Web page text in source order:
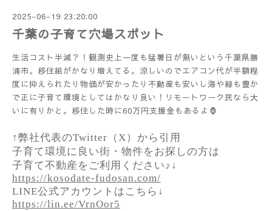
2025-06-19 23:20:00
千葉の子育て穴場スポット
生活コスト半減？！観測史上一度も猛暑日が無いという千葉県勝
浦市。移住組がかなり増えてる。涼しいのでエアコン代が半額程
度に抑えられたり物価が安かったり不動産も安いし海や緑も豊か
で正に子育て環境としてはかなり良い！リモートワーク民なら大
いに有りかと。移住した時に60万円支援金もあるよ🦍
↑弊社代表のTwitter（X）から引用
子育て環境に良い街・物件をお探しの方は
子育て不動産をご利用ください♪↓
https://kosodate-fudosan.com/
LINE公式アカウントはこちら↓
https://lin.ee/VrnOor5